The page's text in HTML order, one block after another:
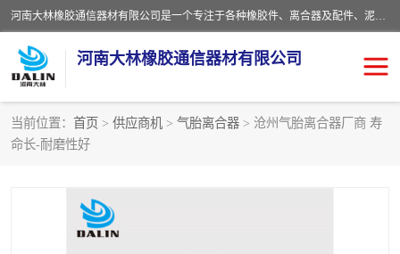
河南大林橡胶通信器材有限公司是一个专注于各种橡胶件、离合器及配件、泥浆泵及配件等产品设计制造和加工的企业。产品应用于矿山、冶金、石油、钢铁、化工、水泥、船舶、造纸、通用机械等各种大功率机械传动或制动装置。
河南大林橡胶通信器材有限公司
当前位置： 首页 > 供应商机 > 气胎离合器 > 沧州气胎离合器厂商 寿
命长-耐磨性好
推盘离合器
VC离合器
PO隔膜离合器